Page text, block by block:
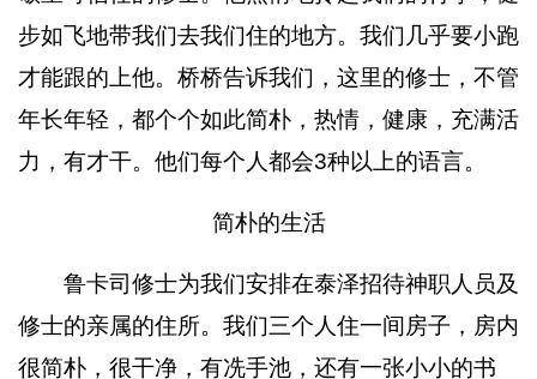
步如飞地带我们去我们住的地方。我们几乎要小跑
才能跟的上他。桥桥告诉我们，这里的修士，不管
年长年轻，都个个如此简朴，热情，健康，充满活
力，有才干。他们每个人都会3种以上的语言。
简朴的生活
鲁卡司修士为我们安排在泰泽招待神职人员及
修士的亲属的住所。我们三个人住一间房子，房内
很简朴，很干净，有冼手池，还有一张小小的书